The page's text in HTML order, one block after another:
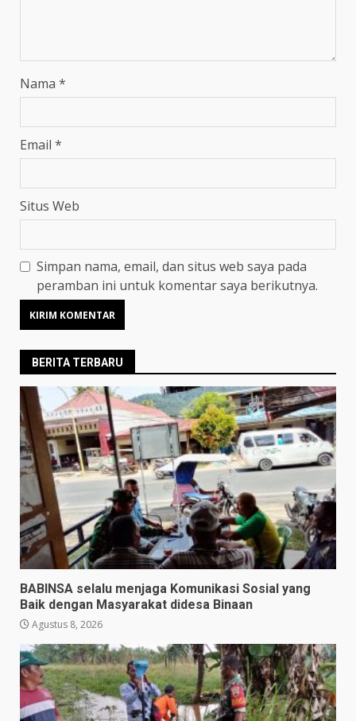
Nama *
Email *
Situs Web
Simpan nama, email, dan situs web saya pada
peramban ini untuk komentar saya berikutnya.
BERITA TERBARU
BABINSA selalu menjaga Komunikasi Sosial yang
Baik dengan Masyarakat didesa Binaan
Agustus 8, 2026